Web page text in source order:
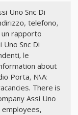
Uno Snc Di
telefono,
rapporto
Snc Di
le
about
Porta, N\A:
There is
Assi Uno
employees,